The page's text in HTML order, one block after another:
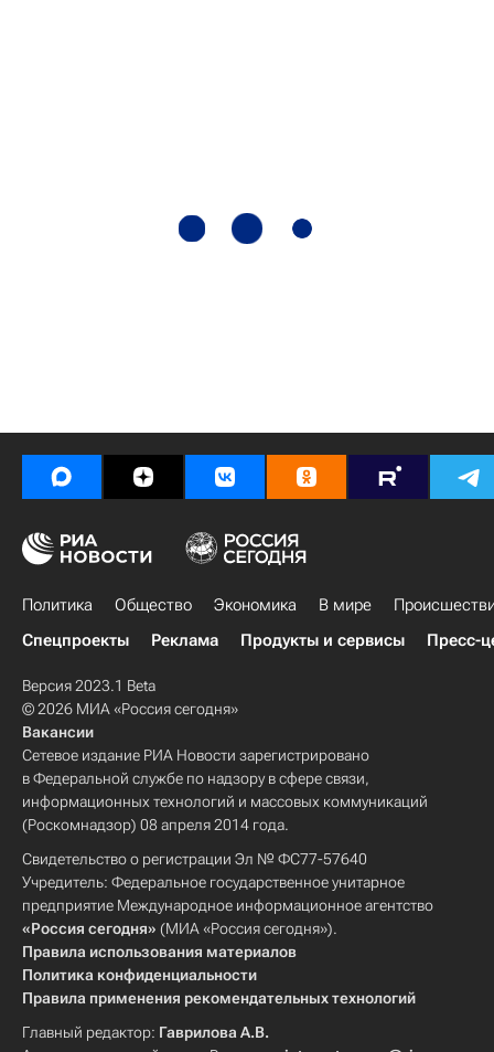
Политика Общество Экономика В мире
Спецпроекты
Реклама Продукты и сервисы Пресс-
Версия 2023.1 Beta
© 2026 МИА «Россия сегодня»
Вакансии
Сетевое издание РИА Новости зарегистрировано
в Федеральной службе по надзору в сфере связи,
информационных технологий и массовых коммуникаций
(Роскомнадзор) 08 апреля 2014 года.
Свидетельство о регистрации Эл № ФС77-57640
Учредитель: Федеральное государственное унитарное
предприятие Международное информационное агентство
«Россия сегодня» (МИА «Россия сегодня»).
Правила использования материалов
Политика конфиденциальности
Правила применения рекомендательных технологий
Главный редактор: Гаврилова А.В.